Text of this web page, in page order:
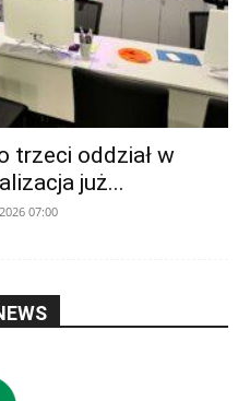
trzeci oddział w
już...
07:00